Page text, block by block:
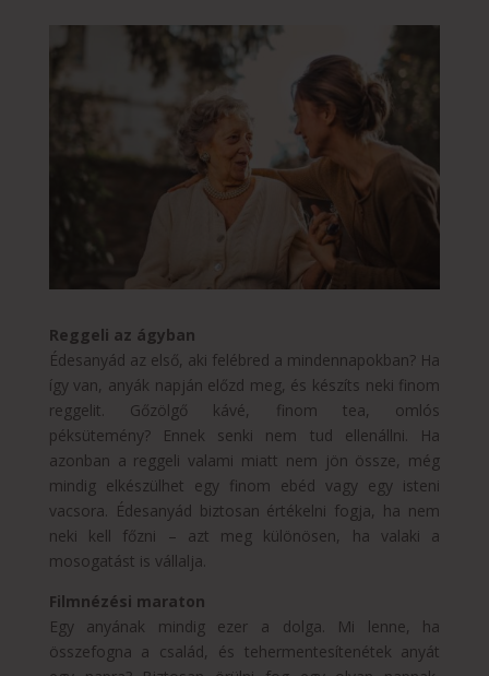
Reggeli az ágyban
Édesanyád az első, aki felébred a mindennapokban? Ha
így van, anyák napján előzd meg, és készíts neki finom
reggelit. Gőzölgő kávé, finom tea, omlós
péksütemény? Ennek senki nem tud ellenállni. Ha
azonban a reggeli valami miatt nem jön össze, még
mindig elkészülhet egy finom ebéd vagy egy isteni
vacsora. Édesanyád biztosan értékelni fogja, ha nem
neki kell főzni – azt meg különösen, ha valaki a
mosogatást is vállalja.
Filmnézési maraton
Egy anyának mindig ezer a dolga. Mi lenne, ha
összefogna a család, és tehermentesítenétek anyát